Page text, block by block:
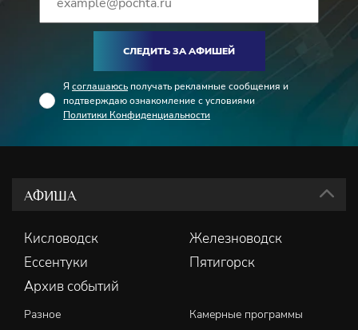
«Сатирикон». Сыграла в театре несколько десятков
разноплановых ролей в спектаклях Петра Фоменко,
Валерия Фокина, Константина Райкина, Роберта Стуруа,
Евгения Марчелли и других. Принимала участие в
мюзиклах компаний «Стейдж Энтертейнмент» и
«Московский Бродвей». Фильмография насчитывает более
СЛЕДИТЬ ЗА АФИШЕЙ
Я соглашаюсь получать рекламные сообщения и
подтверждаю ознакомление с условиями
Политики Конфиденциальности
АФИША
Кисловодск
Железноводск
Ессентуки
Пятигорск
Архив событий
Разное
Камерные программы